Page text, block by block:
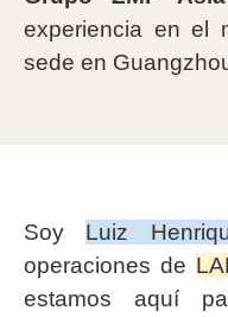
experiencia en el
sede en
Soy Luiz
operaciones de
estamos aquí